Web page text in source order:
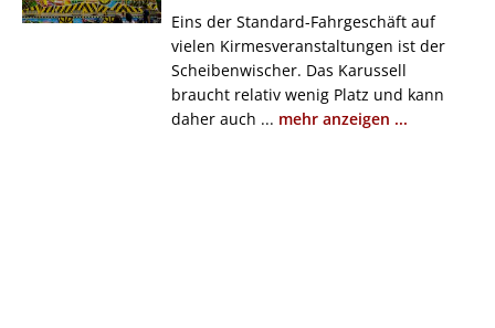
Eins der Standard-Fahrgeschäft auf
vielen Kirmesveranstaltungen ist der
Scheibenwischer. Das Karussell
braucht relativ wenig Platz und kann
daher auch ... mehr anzeigen ...